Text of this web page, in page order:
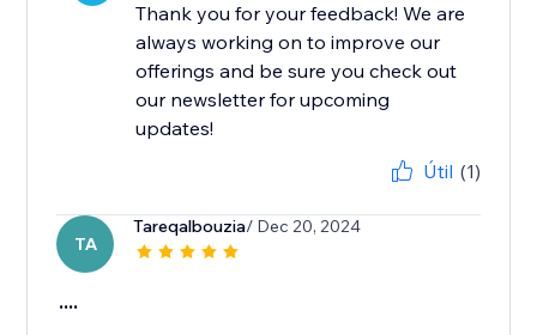
Thank you for your feedback! We are
always working on to improve our
offerings and be sure you check out
our newsletter for upcoming
updates!
Útil (1)
TA
Tareqalbouzia/ Dec 20, 2024
....